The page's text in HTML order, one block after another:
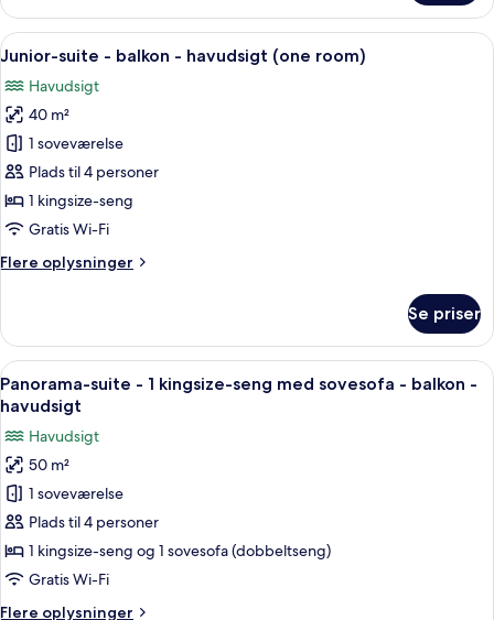
-
balkon
-Indlæs
alle
billeder
af
Junior-
suite
-
balkon
havudsigt
Et hotelværelse med en stor seng,
5
Junior-suite - balkon - havudsigt (one room)
Havudsigt
40 m²
1 soveværelse
Plads til 4 personer
1 kingsize-seng
Gratis Wi-Fi
Flere oplysninger
Flere
suite
balkon
-
havudsigt
(one
room)
Se priser
Indlæs
alle
billeder
af
Panorama-
suite
-
1
kingsize-
Et hotelværelse med balkon, TV, et
8
Panorama-suite - 1 kingsize-seng med sovesofa - balkon -
havudsigt
Havudsigt
50 m²
1 soveværelse
Plads til 4 personer
1 kingsize-seng og 1 sovesofa (dobbeltseng)
Gratis Wi-Fi
Flere oplysninger
Flere